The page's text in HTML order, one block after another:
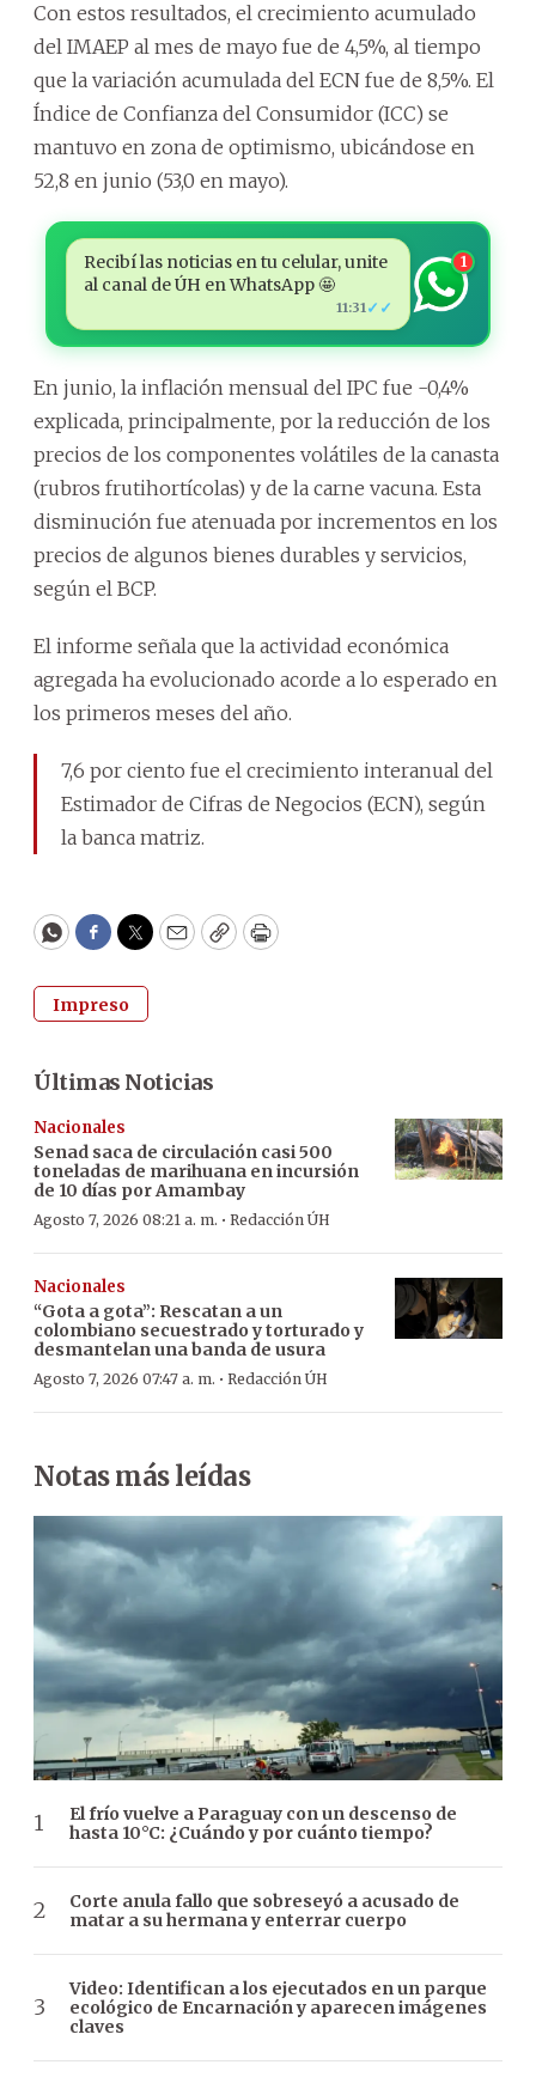
Con estos resultados, el crecimiento acumulado
del IMAEP al mes de mayo fue de 4,5%, al tiempo
que la variación acumulada del ECN fue de 8,5%. El
Índice de Confianza del Consumidor (ICC) se
mantuvo en zona de optimismo, ubicándose en
52,8 en junio (53,0 en mayo).
Recibí las noticias en tu celular, unite
al canal de ÚH en WhatsApp 🤩
11:31✓✓
1
En junio, la inflación mensual del IPC fue -0,4%
explicada, principalmente, por la reducción de los
precios de los componentes volátiles de la canasta
(rubros frutihortícolas) y de la carne vacuna. Esta
disminución fue atenuada por incrementos en los
precios de algunos bienes durables y servicios,
según el BCP.
El informe señala que la actividad económica
agregada ha evolucionado acorde a lo esperado en
los primeros meses del año.
7,6 por ciento fue el crecimiento interanual del
Estimador de Cifras de Negocios (ECN), según
la banca matriz.
WhatsApp
Facebook
Twitter
EmailCopyPrint
Impreso
Últimas Noticias
Nacionales
Senad saca de circulación casi 500
toneladas de marihuana en incursión
de 10 días por Amambay
Agosto 7, 2026 08:21 a. m. · Redacción ÚH
Nacionales
“Gota a gota”: Rescatan a un
colombiano secuestrado y torturado y
desmantelan una banda de usura
Agosto 7, 2026 07:47 a. m. · Redacción ÚH
Notas más leídas
El frío vuelve a Paraguay con un descenso de
hasta 10°C: ¿Cuándo y por cuánto tiempo?
Corte anula fallo que sobreseyó a acusado de
matar a su hermana y enterrar cuerpo
Video: Identifican a los ejecutados en un parque
ecológico de Encarnación y aparecen imágenes
claves